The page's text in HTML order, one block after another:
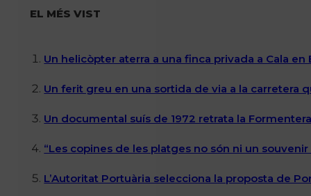
EL MÉS VIST
Un helicòpter aterra a una finca privada a Cala
Un ferit greu en una sortida de via a la carretera
Un documental suís de 1972 retrata la
“Les copines de les platges no són ni un
L’Autoritat Portuària selecciona la proposta de